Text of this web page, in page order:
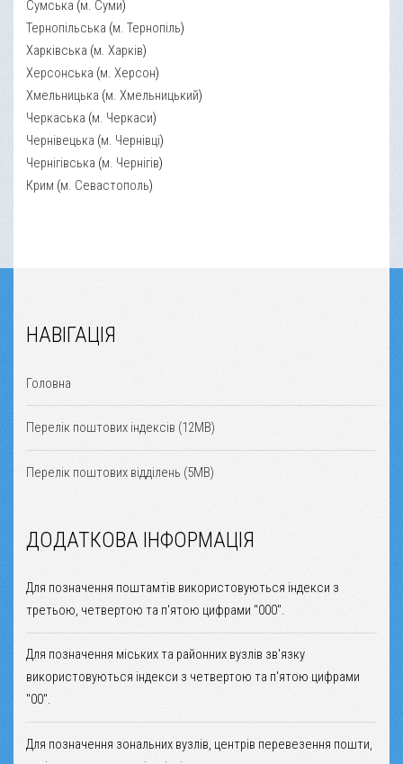
Сумська (м. Суми)
Тернопільська (м. Тернопіль)
Харківська (м. Харків)
Херсонська (м. Херсон)
Хмельницька (м. Хмельницький)
Черкаська (м. Черкаси)
Чернівецька (м. Чернівці)
Чернігівська (м. Чернігів)
Крим (м. Севастополь)
НАВІГАЦІЯ
Головна
Перелік поштових індексів (12MB)
Перелік поштових відділень (5MB)
ДОДАТКОВА ІНФОРМАЦІЯ
Для позначення поштамтів використовуються індекси з
третьою, четвертою та п'ятою цифрами "000".
Для позначення міських та районних вузлів зв'язку
використовуються індекси з четвертою та п'ятою цифрами
"00".
Для позначення зональних вузлів, центрів перевезення пошти,